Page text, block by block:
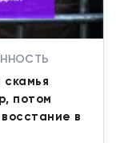
потом
в